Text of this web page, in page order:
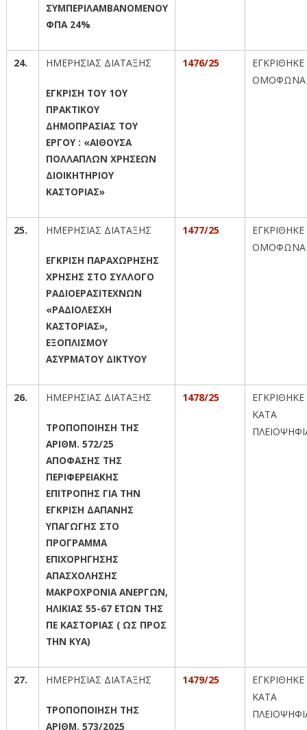
ΣΥΜΠΕΡΙΛΑΜΒΑΝΟΜΕΝΟΥ
ΦΠΑ 24%
24. ΗΜΕΡΗΣΙΑΣ ΔΙΑΤΑΞΗΣ
ΕΓΚΡΙΣΗ ΤΟΥ 1ΟΥ
ΠΡΑΚΤΙΚΟΥ
ΔΗΜΟΠΡΑΣΙΑΣ ΤΟΥ
ΕΡΓΟΥ : «ΑΙΘΟΥΣΑ
ΠΟΛΛΑΠΛΩΝ ΧΡΗΣΕΩΝ
ΔΙΟΙΚΗΤΗΡΙΟΥ
ΚΑΣΤΟΡΙΑΣ»
1476/25
ΕΓΚΡΙΘΗΚΕ
ΟΜΟΦΩΝΑ
25. ΗΜΕΡΗΣΙΑΣ ΔΙΑΤΑΞΗΣ
ΕΓΚΡΙΣΗ ΠΑΡΑΧΩΡΗΣΗΣ
ΧΡΗΣΗΣ ΣΤΟ ΣΥΛΛΟΓΟ
ΡΑΔΙΟΕΡΑΣΙΤΕΧΝΩΝ
«ΡΑΔΙΟΛΕΣΧΗ
ΚΑΣΤΟΡΙΑΣ»,
ΕΞΟΠΛΙΣΜΟΥ
ΑΣΥΡΜΑΤΟΥ ΔΙΚΤΥΟΥ
1477/25
ΕΓΚΡΙΘΗΚΕ
ΟΜΟΦΩΝΑ
26. ΗΜΕΡΗΣΙΑΣ ΔΙΑΤΑΞΗΣ
ΤΡΟΠΟΠΟΙΗΣΗ ΤΗΣ
ΑΡΙΘΜ. 572/25
ΑΠΟΦΑΣΗΣ ΤΗΣ
ΠΕΡΙΦΕΡΕΙΑΚΗΣ
ΕΠΙΤΡΟΠΗΣ ΓΙΑ ΤΗΝ
ΕΓΚΡΙΣΗ ΔΑΠΑΝΗΣ
ΥΠΑΓΩΓΗΣ ΣΤΟ
ΠΡΟΓΡΑΜΜΑ
ΕΠΙΧΟΡΗΓΗΣΗΣ
ΑΠΑΣΧΟΛΗΣΗΣ
ΜΑΚΡΟΧΡΟΝΙΑ ΑΝΕΡΓΩΝ,
ΗΛΙΚΙΑΣ 55-67 ΕΤΩΝ ΤΗΣ
ΠΕ ΚΑΣΤΟΡΙΑΣ ( ΩΣ ΠΡΟΣ
ΤΗΝ ΚΥΑ)
1478/25
ΕΓΚΡΙΘΗΚΕ
ΚΑΤΑ
27. ΗΜΕΡΗΣΙΑΣ ΔΙΑΤΑΞΗΣ
ΤΡΟΠΟΠΟΙΗΣΗ ΤΗΣ
ΑΡΙΘΜ. 573/2025
1479/25
ΕΓΚΡΙΘΗΚΕ
ΚΑΤΑ